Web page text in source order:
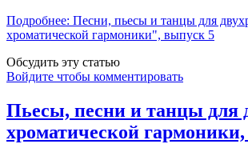
Подробнее: Песни, пьесы и танцы для
хроматической гармоники", выпуск 5
Обсудить эту статью
Войдите чтобы комментировать
Пьесы, песни и танцы для
хроматической